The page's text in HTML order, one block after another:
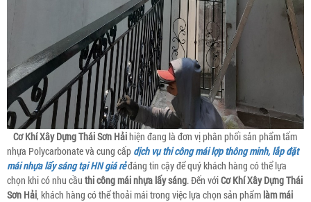
Cơ Khí Xây Dựng Thái Sơn Hảihiện đang là đơn vị phân phối sản phẩm tấm
nhựa Polycarbonate và cung cấp dịch vụ thi công mái lợp thông minh, lắp đặt
mái nhựa lấy sáng tại HN giá rẻđáng tin cậy để quý khách hàng có thể lựa
chọn khi có nhu cầu thi công mái nhựa lấy sáng. Đến vớiCơ Khí Xây Dựng Thái
Sơn Hải, khách hàng có thể thoải mái trong việc lựa chọn sản phẩm làm mái